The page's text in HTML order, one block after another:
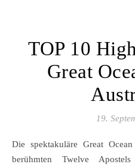
TOP 10
Great
19.
Die spektakuläre Great Ocean Road in Australien mit ihren
berühmten Twelve